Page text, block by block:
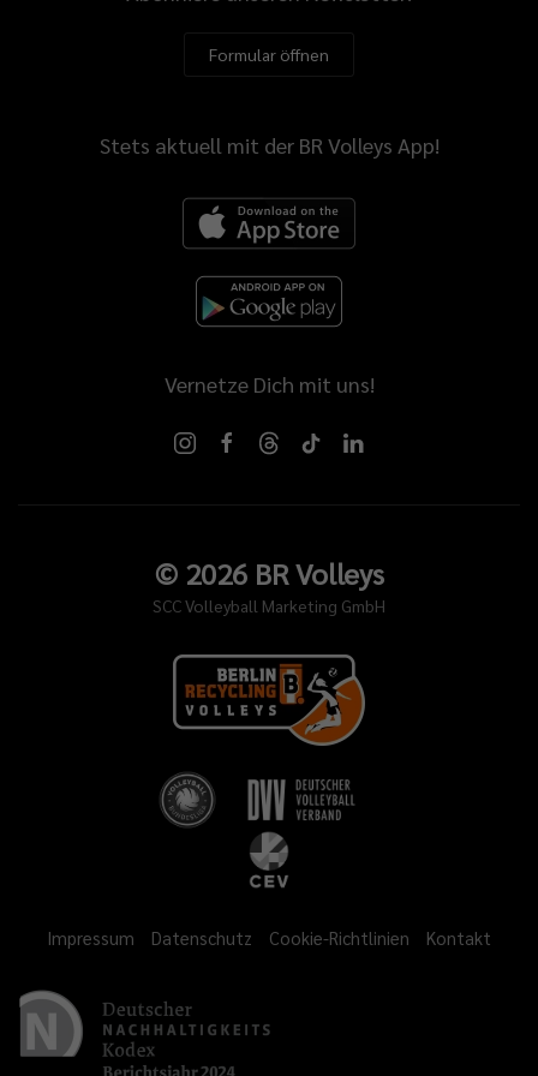
Formular öffnen
Stets aktuell mit der BR Volleys App!
Vernetze Dich mit uns!
© 2026BR Volleys
SCC Volleyball Marketing GmbH
Impressum Datenschutz Cookie-Richtlinien Kontakt